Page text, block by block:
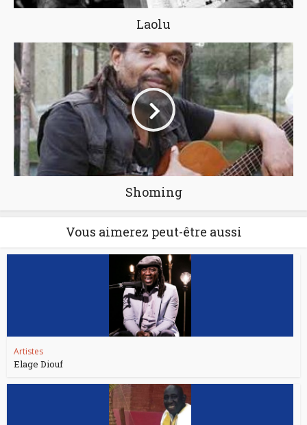
Laolu
Shoming
Vous aimerez peut-être aussi
Artistes
Elage Diouf